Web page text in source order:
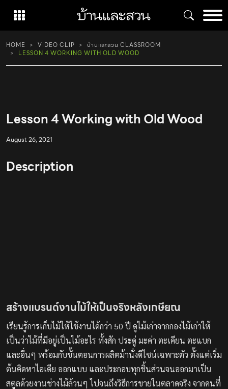
content
HOME VIDEO CLIP
บ้านและสวน CLASSROOM
LESSON 4 WORKING WITH OLD WOOD
Lesson 4 Working with Old Wood
August 26, 2021
Description
สร้างแบรนด์งานไม้ให้เป็นจริงหลังเกษียณ
เรียนรู้การเก็บไม้ให้ใช้งานได้กว่า 50 ปี ดูไม้เก่าจากกองไม้เก่าให้
เป็นว่าไม้ที่มีอยู่เป็นไม้อะไร ทั้งสัก ประดู่ มะค่า ตะเคียน ตะแบก
และอื่นๆ พร้อมกับขั้นตอนการผลิตม้านั่งดีไซน์เฉพาะตัว ตั้งแต่เริ่ม
ต้นคิดหาไอเดีย ออกแบบ และประกอบทุกชิ้นส่วนจนออกมาเป็น
สตูลด้วยงานช่างไม้ล้วนๆ ไปจนถึงวิธีการขายในตลาดจริง จากคนที่